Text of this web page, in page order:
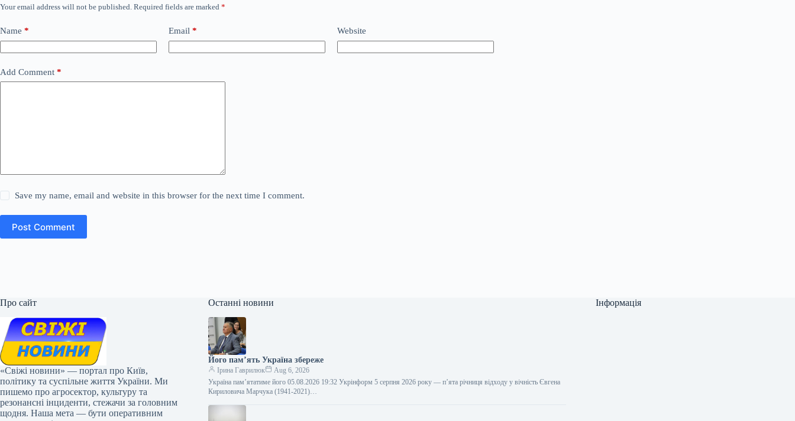
Your email address will not be published. Required fields are marked *
Name * Email * Website
Add Comment *
Save my name, email and website in this browser for the next time I comment.
Post Comment
Про сайт
«Свіжі новини» — портал про Київ,
політику та суспільне життя України. Ми
пишемо про агросектор, культуру та
резонансні інциденти, стежачи за головним
щодня. Наша мета — бути оперативним
Останні новини
Його пам’ять Україна збереже
Ірина Гаврилюк
Aug 6, 2026
Україна пам’ятатиме його 05.08.2026 19:32 Укрінформ 5 серпня 2026 року — п’ята річниця відходу у вічність Євгена
Кириловича Марчука (1941-2021)…
Інформація